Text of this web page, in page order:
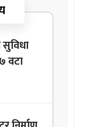
सुविधा
वटा